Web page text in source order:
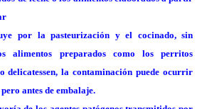
por la pasteurización y el cocinado, sin
alimentos preparados como los perritos
delicatessen, la contaminación puede ocurrir
antes de embalaje.